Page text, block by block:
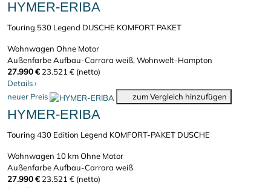
HYMER-ERIBA
Touring 530 Legend DUSCHE KOMFORT PAKET
Wohnwagen Ohne Motor
Außenfarbe Aufbau-Carrara weiß, Wohnwelt-Hampton
27.990 € 23.521 € (netto)
Details›
neuer Preis
zum Vergleich hinzufügen
HYMER-ERIBA
Touring 430 Edition Legend KOMFORT-PAKET DUSCHE
Wohnwagen 10 kmOhne Motor
Außenfarbe Aufbau-Carrara weiß
27.990 € 23.521 € (netto)